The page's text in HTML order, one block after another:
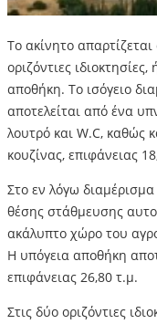
Το ακίνητο
οριζόντιες
αποθήκη. Το ισόγειο
αποτελείται από ένα
λουτρό και W.C, καθώς
κουζίνας, επιφάνειας
Στο εν λόγω
θέσης στάθμευσης
ακάλυπτο χώρο του
Η υπόγεια αποθήκη
επιφάνειας 26,80 τ.μ.
Στις δύο οριζόντιες